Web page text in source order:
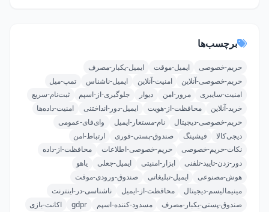
برچسب‌ها
حریم-خصوصی ایمیل-موقت
ایمیل-یکبار-مصرف
حریم-خصوصی-آنلاین
امنیت-آنلاین ایمیل-ناشناس
تمپ-میل
امنیت-سایبری
مرور-امن دیوار جلوگیری-از-اسپم
ثبت‌نام-سریع
خرید-آنلاین
محافظت-از-هویت ایمیل-دور-انداختنی
امنیت-داده‌ها
حریم-خصوصی-دیجیتال
نام-مستعار-ایمیل
وای‌فای-عمومی
دیجی‌کالا
فیشینگ صندوق-پستی-فوری
ارتباط-امن
نکات-حریم-خصوصی
حریم-خصوصی-اطلاعات
محافظت-از-داده
دور-زدن-تایید-تلفنی
ابزار-امنیتی ایمیل-جعلی
یاهو
هوش-مصنوعی
ایمیل-تبلیغاتی
صندوق-ورودی-موقت
مینیمالیسم-دیجیتال
محافظت-از-ایمیل
ناشناسی-در-اینترنت
صندوق-پستی-یکبار-مصرف
مسدود-کننده-اسپم gdpr
اکانت-بازی